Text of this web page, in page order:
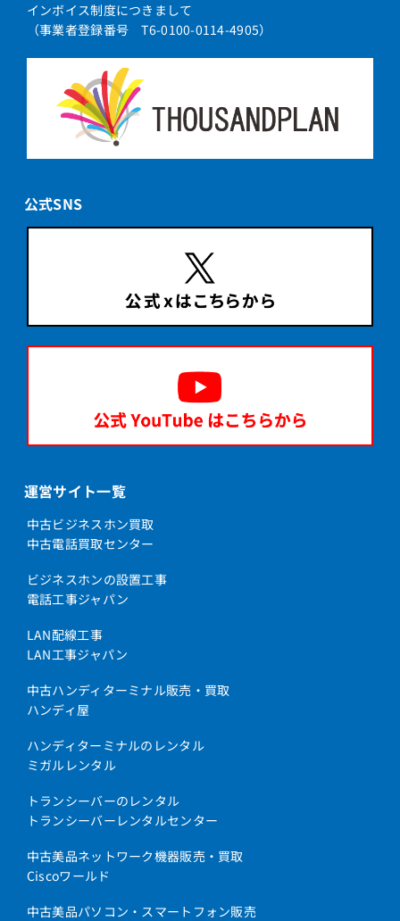
インボイス制度につきまして
（事業者登録番号 T6-0100-0114-4905）
公式SNS
運営サイト一覧
中古ビジネスホン買取
中古電話買取センター
ビジネスホンの設置工事
電話工事ジャパン
LAN配線工事
LAN工事ジャパン
中古ハンディターミナル販売・買取
ハンディ屋
ハンディターミナルのレンタル
ミガルレンタル
トランシーバーのレンタル
トランシーバーレンタルセンター
中古美品ネットワーク機器販売・買取
Ciscoワールド
中古美品パソコン・スマートフォン販売